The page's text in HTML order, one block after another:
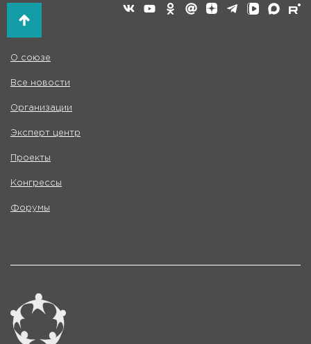
О союзе
Все новости
Организации
Эксперт центр
Проекты
Конгрессы
Форумы